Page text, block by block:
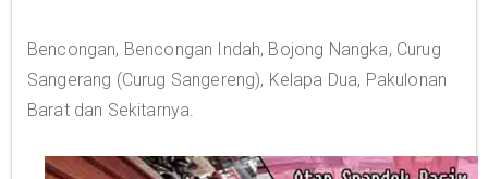
Bencongan, Bencongan Indah, Bojong Nangka, Curug
Sangerang (Curug Sangereng), Kelapa Dua, Pakulonan
Barat dan Sekitarnya.